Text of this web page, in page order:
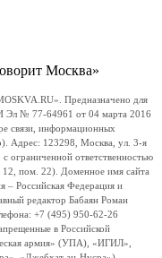
Москва»
Предназначено для
Эл № 77-64961 от 04 марта 2016
связи, информационных
Адрес: 123298, Москва, ул. 3-я
ограниченной ответственностью
пом. 22). Доменное имя сайта
– Российская Федерация и
редактор Бабаян Роман
+7 (495) 950-62-26
в Российской
армия» (УПА), «ИГИЛ»,